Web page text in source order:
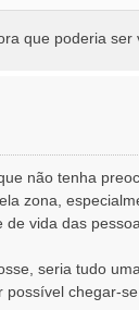
que poderia ser
não tenha
zona,
vida das
seria tudo
chegar-